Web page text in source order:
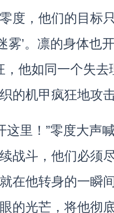
度，他们的目
雾’。凛的身体也
，他如同一个失
的机甲疯狂地攻
这里！”零度大声
战斗，他们必须
在他转身的一瞬
的光芒，将他彻